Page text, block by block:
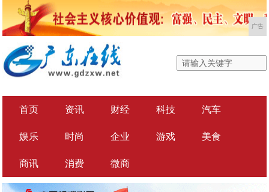
广告
首页 资讯 财经 科技 汽车
娱乐 时尚 企业 游戏 美食
商讯 消费 微商